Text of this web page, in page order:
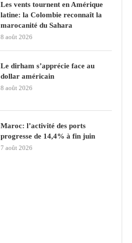
Les vents tournent en Amérique
latine: la Colombie reconnaît la
marocanité du Sahara
8 août 2026
Le dirham s’apprécie face au
dollar américain
8 août 2026
Maroc: l’activité des ports
progresse de 14,4% à fin juin
7 août 2026